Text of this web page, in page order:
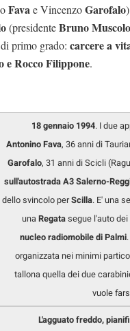
Favae VincenzoGarofalo
(presidenteBruno Muscolo
primo grado: carcere a
e Rocco Filippone.
18 gennaio 1994. I due
Antonino Fava, 36 anni di
Garofalo, 31 anni di Scicli
sull'autostrada A3 Salerno-
dello svincolo perScilla. E' una
unaRegatasegue l'auto
nucleo radiomobile di Palmi
organizzata nei minimi
tallona quella dei due
vuole
L'agguato freddo,